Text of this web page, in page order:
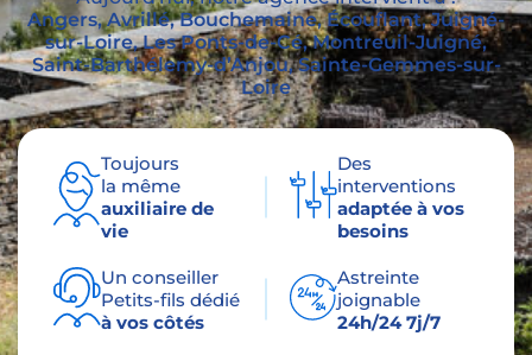
Angers,Avrillé, Bouchemaine, Écouflant, Juigné-
sur-Loire, Les Ponts-de-Cé, Montreuil-Juigné,
Saint-Barthélemy-d’Anjou, Sainte-Gemmes-sur-
Loire
Toujours
la même
auxiliaire de
vie
Des
interventions
adaptée à vos
besoins
Un conseiller
Petits-fils dédié
à vos côtés
Astreinte
joignable
24h/24 7j/7